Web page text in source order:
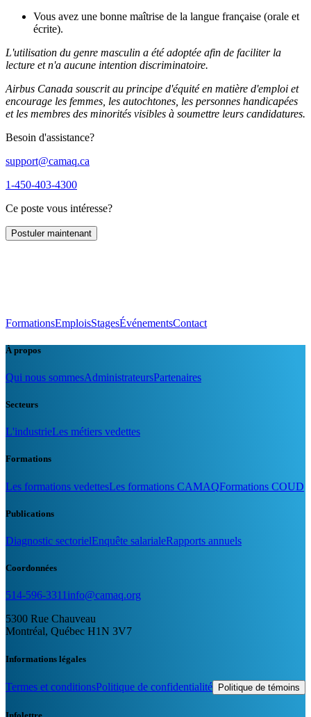
Vous avez une bonne maîtrise de la langue française (orale et
écrite).
L'utilisation du genre masculin a été adoptée afin de faciliter la
lecture et n'a aucune intention discriminatoire.
Airbus Canada souscrit au principe d'équité en matière d'emploi et
encourage les femmes, les autochtones, les personnes handicapées
et les membres des minorités visibles à soumettre leurs candidatures.
Besoin d'assistance?
support@camaq.ca
1-450-403-4300
Ce poste vous intéresse?
Postuler maintenant
FormationsEmploisStagesÉvénementsContact
À propos
Qui nous sommesAdministrateursPartenaires
Secteurs
L'industrieLes métiers vedettes
Formations
Les formations vedettesLes formations CAMAQFormations COUD
Publications
Diagnostic sectorielEnquête salarialeRapports annuels
Coordonnées
514-596-3311 info@camaq.org
5300 Rue Chauveau
Montréal, Québec H1N 3V7
Informations légales
Termes et conditionsPolitique de confidentialité Politique de témoins